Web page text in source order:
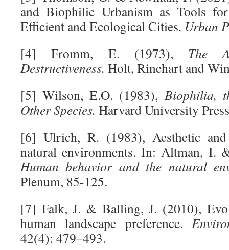
and Biophilic Urbanism as Tools
Efficient and Ecological Cities. Urban
[4] Fromm, E. (1973), The
Destructiveness. Holt, Rinehart and
[5] Wilson, E.O. (1983), Biophilia,
Other Species. Harvard University
[6] Ulrich, R. (1983), Aesthetic and
natural environments. In: Altman, I.
Human behavior and the natural
Plenum, 85-125.
[7] Falk, J. & Balling, J. (2010),
human landscape preference.
42(4): 479–493.